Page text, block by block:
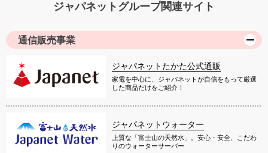
ジャパネットグループ関連サイト
通信販売事業
ジャパネットたかた公式通販
家電を中心に、ジャパネットが自信をもって厳選
した商品だけをご紹介！
ジャパネットウォーター
上質な「富士山の天然水」。安心・安全、こだわ
りのウォーターサーバー